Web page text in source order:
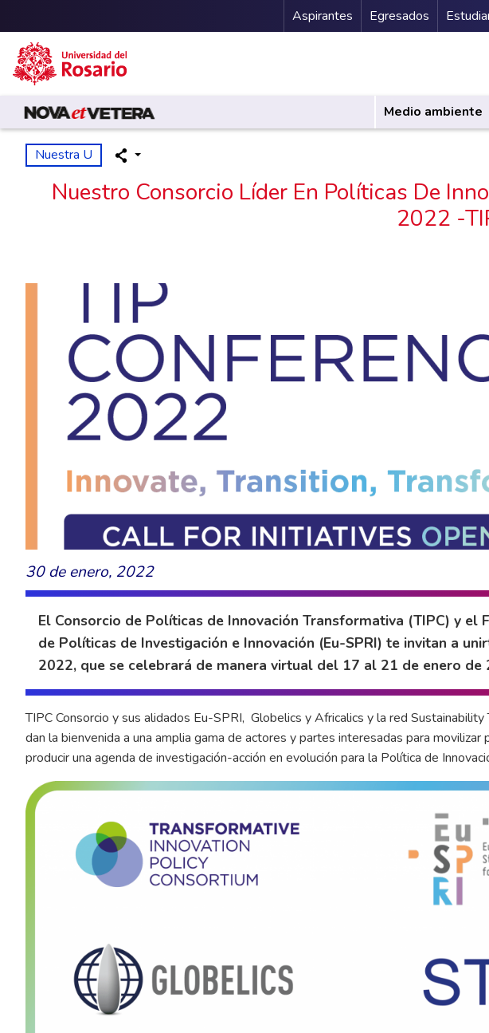
Pasar al contenido principal
Menu
Aspirantes Egresados
Medio ambiente
Nuestra U
Nuestro Consorcio Líder En Políticas De
2022 -
30 de enero, 2022
El Consorcio de Políticas de Innovación Transformativa (TIPC) y el
de Políticas de Investigación e Innovación (Eu-SPRI) te invitan a
2022, que se celebrará de manera virtual del 17 al 21 de enero de
TIPC Consorcio y sus alidados Eu-SPRI, Globelics y Africalics y la red Sustainability
dan la bienvenida a una amplia gama de actores y partes interesadas para movilizar
producir una agenda de investigación-acción en evolución para la Política de